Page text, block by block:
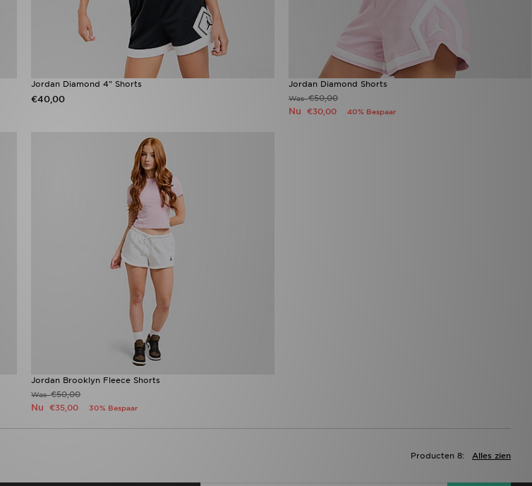
Jordan Diamond 4" Shorts
€40,00
Jordan Diamond Shorts
Was€50,00
Nu €30,00 40% Bespaar
Jordan Brooklyn Fleece Shorts
Was€50,00
Nu€35,00 30% Bespaar
Alles zien
Producten 8: